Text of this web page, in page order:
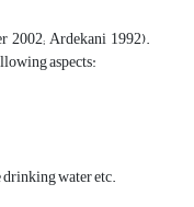
2002; Ardekani 1992).
aspects:
drinking water etc.